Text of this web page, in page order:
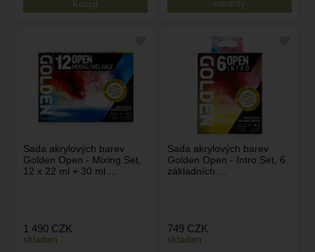
varianty
Sada akrylových barev
Golden Open - Mixing Set,
12 x 22 ml + 30 ml ...
skladem
1 490 CZK
Sada akrylových barev
Golden Open - Intro Set, 6
základních ...
skladem
749 CZK